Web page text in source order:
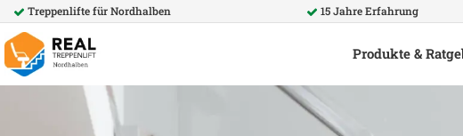
Treppenlifte fürNordhalben 15 Jahre Erfahrung
Produkte &